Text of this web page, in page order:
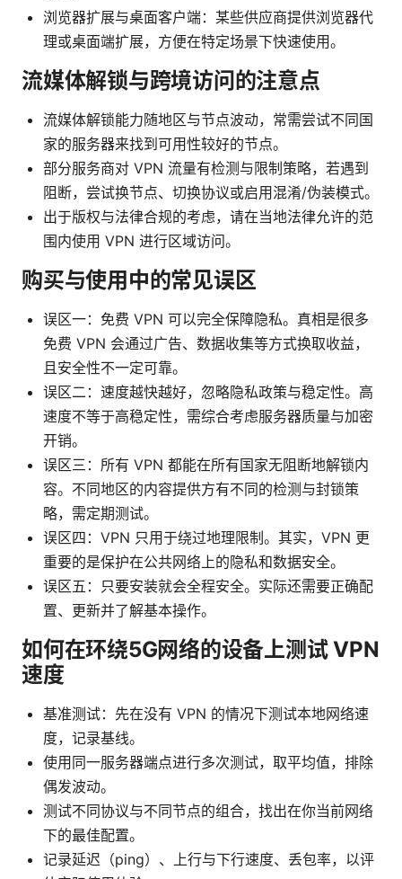
浏览器扩展与桌面客户端：某些供应商提供浏览器代
理或桌面端扩展，方便在特定场景下快速使用。
流媒体解锁与跨境访问的注意点
流媒体解锁能力随地区与节点波动，常需尝试不同国
家的服务器来找到可用性较好的节点。
部分服务商对 VPN 流量有检测与限制策略，若遇到
阻断，尝试换节点、切换协议或启用混淆/伪装模式。
出于版权与法律合规的考虑，请在当地法律允许的范
围内使用 VPN 进行区域访问。
购买与使用中的常见误区
误区一：免费 VPN 可以完全保障隐私。真相是很多
免费 VPN 会通过广告、数据收集等方式换取收益，
且安全性不一定可靠。
误区二：速度越快越好，忽略隐私政策与稳定性。高
速度不等于高稳定性，需综合考虑服务器质量与加密
开销。
误区三：所有 VPN 都能在所有国家无阻断地解锁内
容。不同地区的内容提供方有不同的检测与封锁策
略，需定期测试。
误区四：VPN 只用于绕过地理限制。其实，VPN 更
重要的是保护在公共网络上的隐私和数据安全。
误区五：只要安装就会全程安全。实际还需要正确配
置、更新并了解基本操作。
如何在环绕5G网络的设备上测试 VPN
速度
基准测试：先在没有 VPN 的情况下测试本地网络速
度，记录基线。
使用同一服务器端点进行多次测试，取平均值，排除
偶发波动。
测试不同协议与不同节点的组合，找出在你当前网络
下的最佳配置。
记录延迟（ping）、上行与下行速度、丢包率，以评